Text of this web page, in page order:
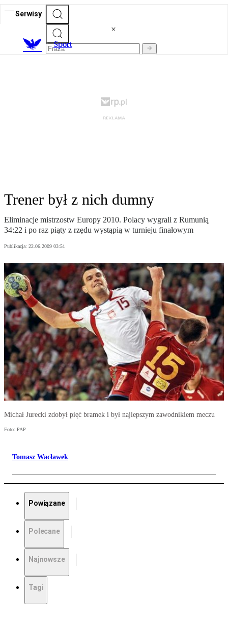
Serwisy
Sport
Trener był z nich dumny
Eliminacje mistrzostw Europy 2010. Polacy wygrali z Rumunią
34:22 i po raz piąty z rzędu wystąpią w turnieju finałowym
Publikacja: 22.06.2009 03:51
Michał Jurecki zdobył pięć bramek i był najlepszym zawodnikiem meczu
Foto: PAP
Tomasz Wacławek
Powiązane
Polecane
Najnowsze
Tagi